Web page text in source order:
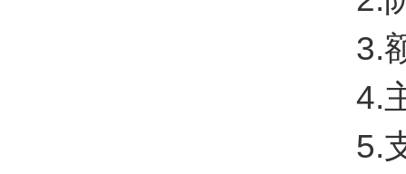
3.额
4.主
5.支